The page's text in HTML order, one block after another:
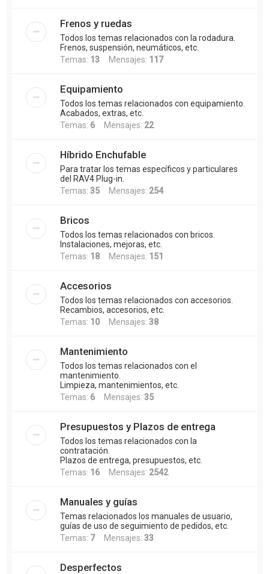
Frenos y ruedas
Todos los temas relacionados con la rodadura.
Frenos, suspensión, neumáticos, etc.
Temas: 13 Mensajes: 117
Equipamiento
Todos los temas relacionados con equipamiento.
Acabados, extras, etc.
Temas: 6 Mensajes: 22
Híbrido Enchufable
Para tratar los temas específicos y particulares
del RAV4 Plug-in.
Temas: 35 Mensajes: 254
Bricos
Todos los temas relacionados con bricos.
Instalaciones, mejoras, etc.
Temas: 18 Mensajes: 151
Accesorios
Todos los temas relacionados con accesorios.
Recambios, accesorios, etc.
Temas: 10 Mensajes: 38
Mantenimiento
Todos los temas relacionados con el
mantenimiento.
Limpieza, mantenimientos, etc.
Temas: 6 Mensajes: 35
Presupuestos y Plazos de entrega
Todos los temas relacionados con la
contratación.
Plazos de entrega, presupuestos, etc.
Temas: 16 Mensajes: 2542
Manuales y guías
Temas relacionados los manuales de usuario,
guías de uso de seguimiento de pedidos, etc.
Temas: 7Mensajes: 33
Desperfectos